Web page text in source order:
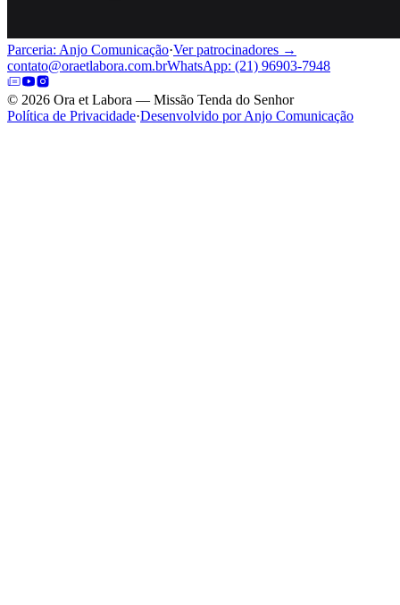
Parceria: Anjo Comunicação·Ver patrocinadores →
contato@oraetlabora.com.brWhatsApp: (21) 96903-7948
© 2026 Ora et Labora — Missão Tenda do Senhor
Política de Privacidade·Desenvolvido por Anjo Comunicação